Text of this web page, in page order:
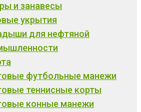
и занавесы
укрытия
для нефтяной
футбольные манежи
теннисные корты
конные манежи